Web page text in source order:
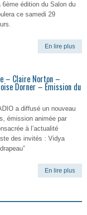
6ème édition du Salon du
ce samedi 29
En lire plus
– Claire Norton –
Dorner – Émission du
a diffusé un nouveau
émission animée par
à l’actualité
des invités : Vidya
En lire plus